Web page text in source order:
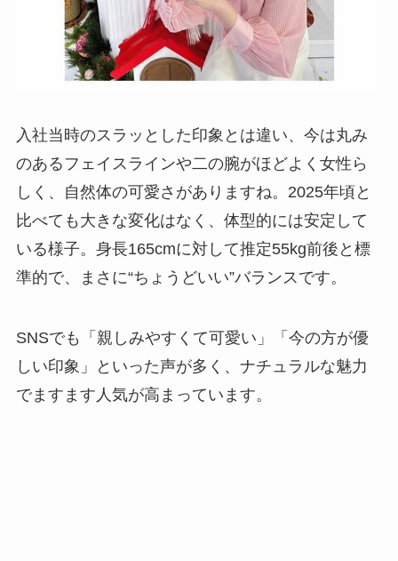
入社当時のスラッとした印象とは違い、今は丸み
のあるフェイスラインや二の腕がほどよく女性ら
しく、自然体の可愛さがありますね。2025年頃と
比べても大きな変化はなく、体型的には安定して
いる様子。身長165cmに対して推定55kg前後と標
準的で、まさに“ちょうどいい”バランスです。
SNSでも「親しみやすくて可愛い」「今の方が優
しい印象」といった声が多く、ナチュラルな魅力
でますます人気が高まっています。